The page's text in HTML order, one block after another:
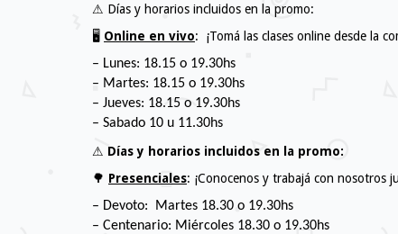
⚠ Días y horarios incluidos en la promo:
🖥️ Online en vivo: ​ ¡Tomá las clases online desde la
– Lunes: 18.15 o 19.30hs
– Martes: 18.15 o 19.30hs
– Jueves: 18.15 o 19.30hs
– Sabado 10 u 11.30hs
⚠ Días y horarios incluidos en la promo:
🌳 Presenciales: ¡Conocenos y trabajá con nosotros
– Devoto: Martes 18.30 o 19.30hs
– Centenario: Miércoles 18.30 o 19.30hs